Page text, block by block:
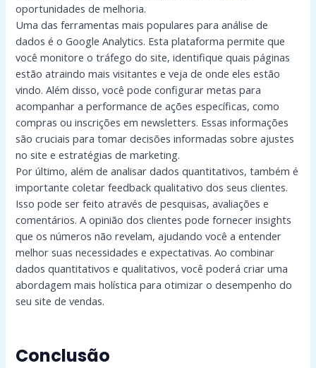
oportunidades de melhoria.
Uma das ferramentas mais populares para análise de
dados é o Google Analytics. Esta plataforma permite que
você monitore o tráfego do site, identifique quais páginas
estão atraindo mais visitantes e veja de onde eles estão
vindo. Além disso, você pode configurar metas para
acompanhar a performance de ações específicas, como
compras ou inscrições em newsletters. Essas informações
são cruciais para tomar decisões informadas sobre ajustes
no site e estratégias de marketing.
Por último, além de analisar dados quantitativos, também é
importante coletar feedback qualitativo dos seus clientes.
Isso pode ser feito através de pesquisas, avaliações e
comentários. A opinião dos clientes pode fornecer insights
que os números não revelam, ajudando você a entender
melhor suas necessidades e expectativas. Ao combinar
dados quantitativos e qualitativos, você poderá criar uma
abordagem mais holística para otimizar o desempenho do
seu site de vendas.
Conclusão